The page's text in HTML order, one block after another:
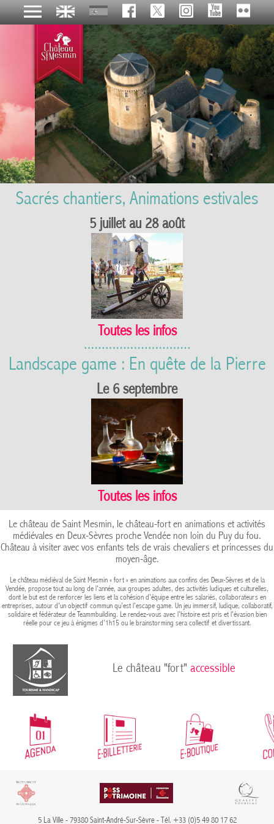
Sacrés chantiers, Animations estivales
5 juillet au 28 août
Toutes les infos
Landscape game : En quête de la Pierre
Le 6 septembre
Toutes les infos
Le château de Saint Mesmin, le château-fort en animations et activités
médiévales en Deux-Sèvres proche Vendée non loin du Puy du fou.
Château à visiter avec vos enfants tels de vrais chevaliers et princesses du
moyen-âge.
Le château médiéval de Saint Mesmin « fort » en animations aux confins des Deux-Sèvres et de la
Vendée, propose tout au long de l’année, aux groupes adultes, des activités ludiques et culturelles,
dont le but est de renforcer les liens et la cohésion d’équipe entre les salariés, collaborateurs en
entreprises, autour d'un objectif commun qu’est l’escape game. Un jeu immersif, ludique, collaboratif,
solidaire et fédérateur de Teammbuilding. Le rendez-vous avec l’histoire est pris et l’évasion bien
réelle pour ce jeu à énigmes d’1h15 ou le brainstorming sera collectif et divertissant.
Le château "fort" accessible
5 La Ville - 79380 Saint-André-Sur-Sèvre - Tél. +33 (0)5 49 80 17 62